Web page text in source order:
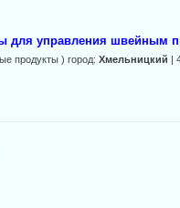
для управления швейным
продукты ) город: Хмельницкий |